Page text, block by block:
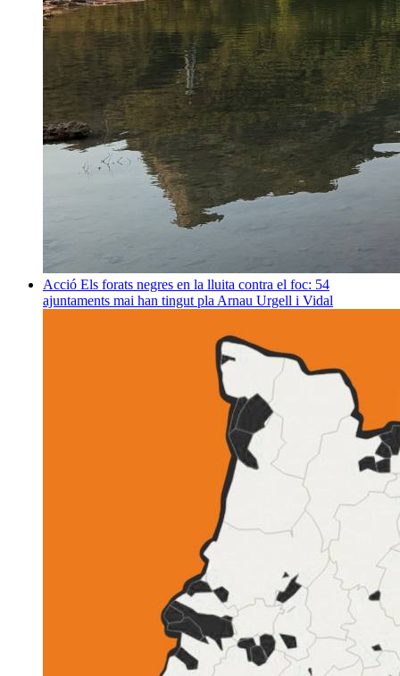
Acció Els forats negres en la lluita contra el foc: 54
ajuntaments mai han tingut pla Arnau Urgell i Vidal